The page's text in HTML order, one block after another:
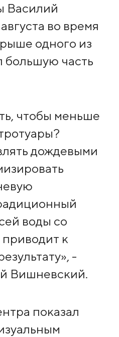
Василий
во время
одного из
большую часть
чтобы меньше
дождевыми
воды со
к
-
Вишневский.
показал